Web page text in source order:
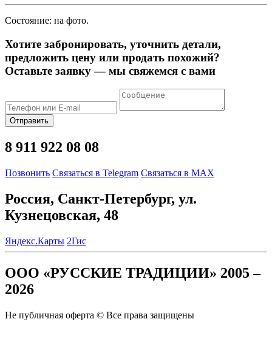
Состояние: на фото.
Хотите забронировать, уточнить детали,
предложить цену или продать похожий?
Оставьте заявку — мы свяжемся с вами
Отправить
8 911 922 08 08
Позвонить Связаться в Telegram Связаться в MAX
Россия, Санкт-Петербург, ул.
Кузнецовская, 48
Яндекс.Карты 2Гис
ООО «РУССКИЕ ТРАДИЦИИ» 2005 –
2026
Не публичная оферта © Все права защищены